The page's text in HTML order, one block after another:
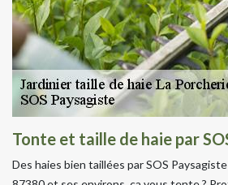
Tonte et taille de haie par
Des haies bien taillées par SOS